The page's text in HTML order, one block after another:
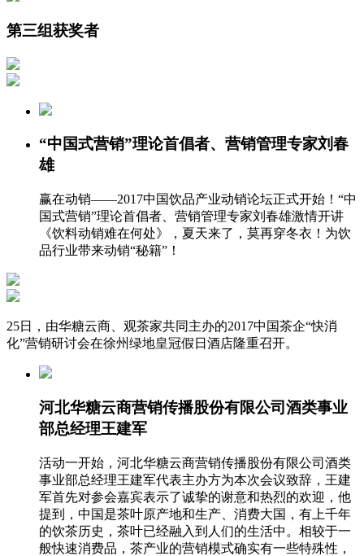
第三组获奖者
“中国式营销”理论首倡者、营销管理专家刘春
雄
赢在动销——2017中国饮品产业动销论坛正式开始！“中
国式营销”理论首倡者、营销管理专家刘春雄激情开讲
《饮料动销难在何处》，夏天来了，莫再穿冬衣！为饮
品行业带来动销“秘籍”！
25日，由华糖云商、观茶家共同主办的2017中国茶企“快消
化”营销研讨会在徐州绿地皇冠假日酒店隆重召开。
河北华糖云商营销传播股份有限公司酒类事业
部总经理王建军
活动一开始，河北华糖云商营销传播股份有限公司酒类
事业部总经理王建军代表主办方为本次会议致辞，王建
军首先对参会嘉宾表示了诚挚的谢意和热烈的欢迎，他
提到，中国是茶叶原产地和生产、消费大国，有上千年
的饮茶历史，茶叶已经融入到人们的生活中。相较于一
般快速消费品，茶产业的营销模式确实有一些特殊性，